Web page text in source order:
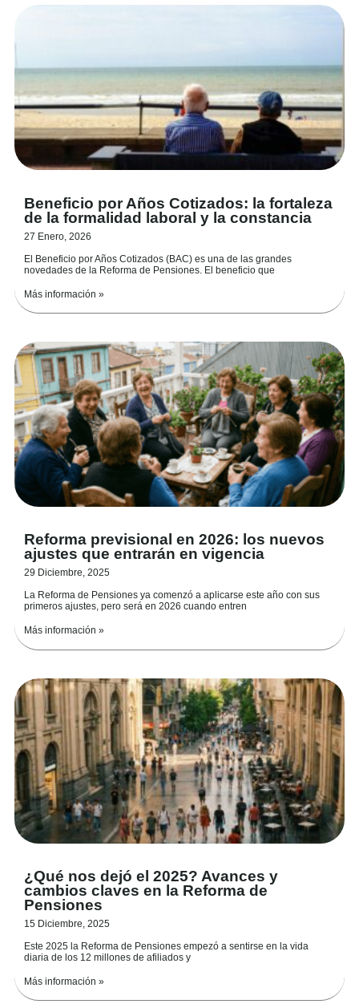
Beneficio por Años Cotizados: la fortaleza
de la formalidad laboral y la constancia
27 Enero, 2026
El Beneficio por Años Cotizados (BAC) es una de las grandes
novedades de la Reforma de Pensiones. El beneficio que
Más información »
Reforma previsional en 2026: los nuevos
ajustes que entrarán en vigencia
29 Diciembre, 2025
La Reforma de Pensiones ya comenzó a aplicarse este año con sus
primeros ajustes, pero será en 2026 cuando entren
Más información »
¿Qué nos dejó el 2025? Avances y
cambios claves en la Reforma de
Pensiones
15 Diciembre, 2025
Este 2025 la Reforma de Pensiones empezó a sentirse en la vida
diaria de los 12 millones de afiliados y
Más información »